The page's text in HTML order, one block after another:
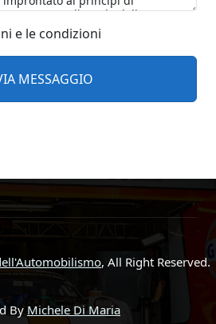
e le condizioni
, All Right Reserved.
By Michele Di Maria